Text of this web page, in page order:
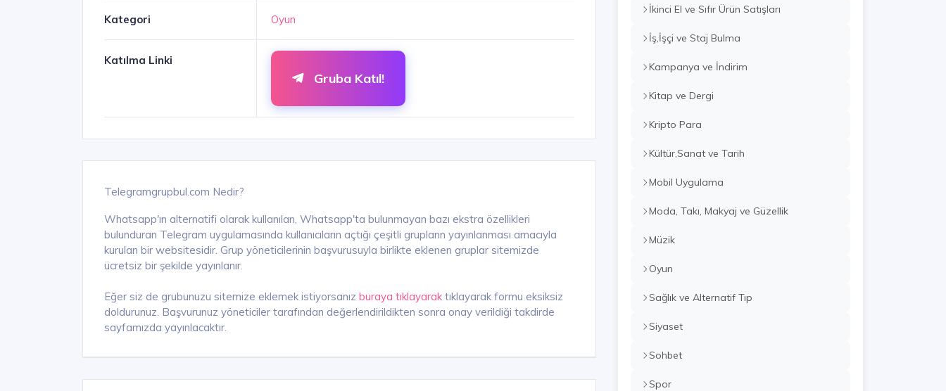
Kategori Oyun
Katılma Linki
Gruba Katıl!
Telegramgrupbul.com Nedir?
Whatsapp'ın alternatifi olarak kullanılan, Whatsapp'ta bulunmayan bazı ekstra özellikleri
bulunduran Telegram uygulamasında kullanıcıların açtığı çeşitli grupların yayınlanması amacıyla
kurulan bir websitesidir. Grup yöneticilerinin başvurusuyla birlikte eklenen gruplar sitemizde
ücretsiz bir şekilde yayınlanır.
Eğer siz de grubunuzu sitemize eklemek istiyorsanız buraya tıklayarak tıklayarak formu eksiksiz
doldurunuz. Başvurunuz yöneticiler tarafından değerlendirildikten sonra onay verildiği takdirde
sayfamızda yayınlacaktır.
İkinci El ve Sıfır Ürün Satışları
İş,İşçi ve Staj Bulma
Kampanya ve İndirim
Kitap ve Dergi
Kripto Para
Kültür,Sanat ve Tarih
Mobil Uygulama
Moda, Takı, Makyaj ve Güzellik
Müzik
Oyun
Sağlık ve Alternatif Tıp
Siyaset
Sohbet
Spor